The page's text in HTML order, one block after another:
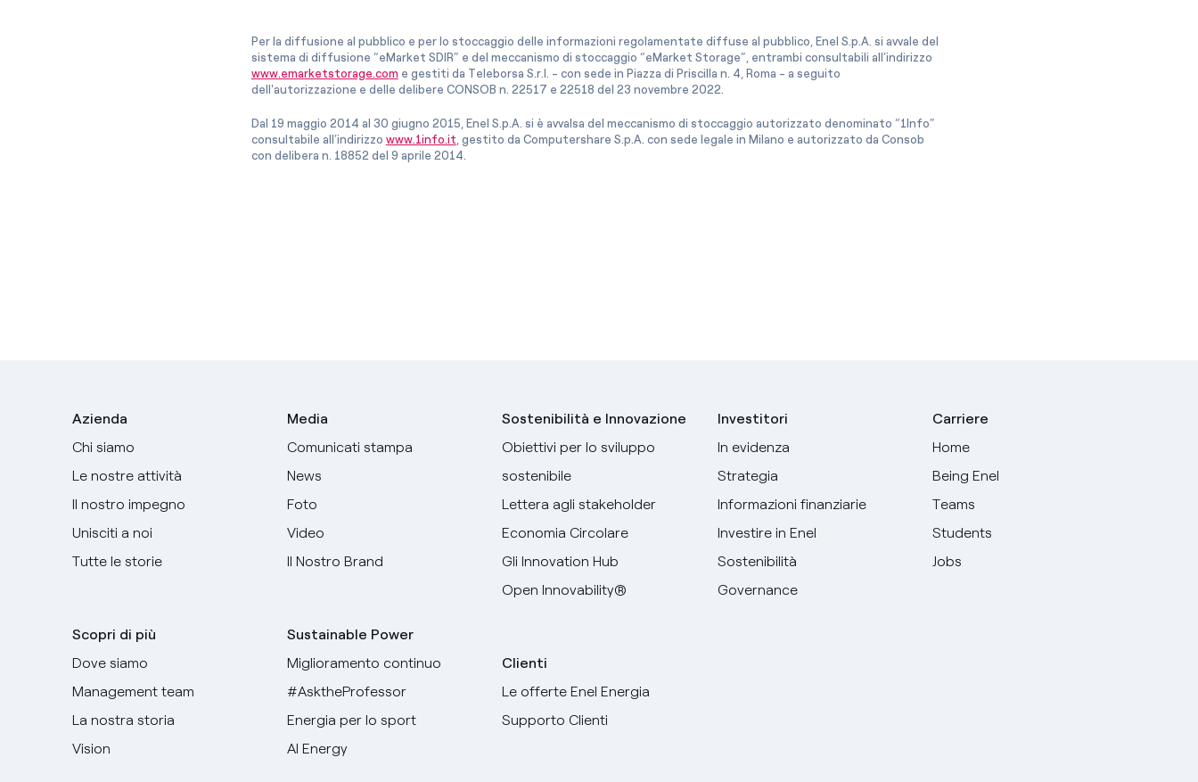
Per la diffusione al pubblico e per lo stoccaggio delle informazioni regolamentate diffuse al pubblico, Enel S.p.A. si avvale del
sistema di diffusione “eMarket SDIR” e del meccanismo di stoccaggio “eMarket Storage”, entrambi consultabili all’indirizzo
www.emarketstorage.com e gestiti da Teleborsa S.r.l. - con sede in Piazza di Priscilla n. 4, Roma - a seguito
dell'autorizzazione e delle delibere CONSOB n. 22517 e 22518 del 23 novembre 2022.
Dal 19 maggio 2014 al 30 giugno 2015, Enel S.p.A. si è avvalsa del meccanismo di stoccaggio autorizzato denominato “1Info”
consultabile all’indirizzo www.1info.it , gestito da Computershare S.p.A. con sede legale in Milano e autorizzato da Consob
con delibera n. 18852 del 9 aprile 2014.
Azienda
Chi siamo
Le nostre attività
Il nostro impegno
Unisciti a noi
Tutte le storie
Scopri di più
Dove siamo
Management team
La nostra storia
Vision
Media
Comunicati stampa
News
Foto
Video
Il Nostro Brand
Sustainable Power
Miglioramento continuo
#AsktheProfessor
Energia per lo sport
AI Energy
Sostenibilità e Innovazione
Obiettivi per lo sviluppo
sostenibile
Lettera agli stakeholder
Economia Circolare
Gli Innovation Hub
Open Innovability®
Clienti
Le offerte Enel Energia
Supporto Clienti
Investitori
In evidenza
Strategia
Informazioni finanziarie
Investire in Enel
Sostenibilità
Governance
Carriere
Home
Being Enel
Teams
Students
Jobs
Seleziona la tua lingua